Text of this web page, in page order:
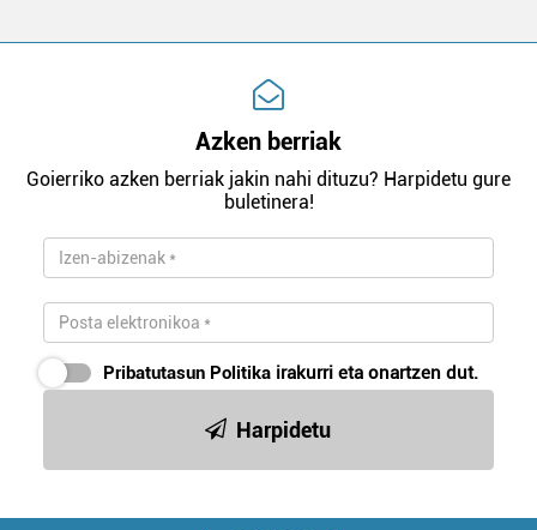
Azken berriak
Goierriko azken berriak jakin nahi dituzu? Harpidetu gure
buletinera!
Pribatutasun Politika irakurri eta onartzen dut.
Harpidetu